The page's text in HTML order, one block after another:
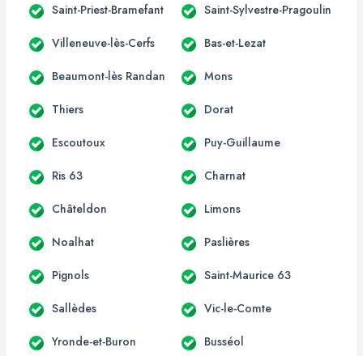
Saint-Priest-Bramefant Saint-Sylvestre-Pragoulin
Villeneuve-lès-Cerfs Bas-et-Lezat
Beaumont-lès Randan Mons
Thiers Dorat
Escoutoux Puy-Guillaume
Ris 63 Charnat
Châteldon Limons
Noalhat Paslières
Pignols Saint-Maurice 63
Sallèdes Vic-le-Comte
Yronde-et-Buron Busséol